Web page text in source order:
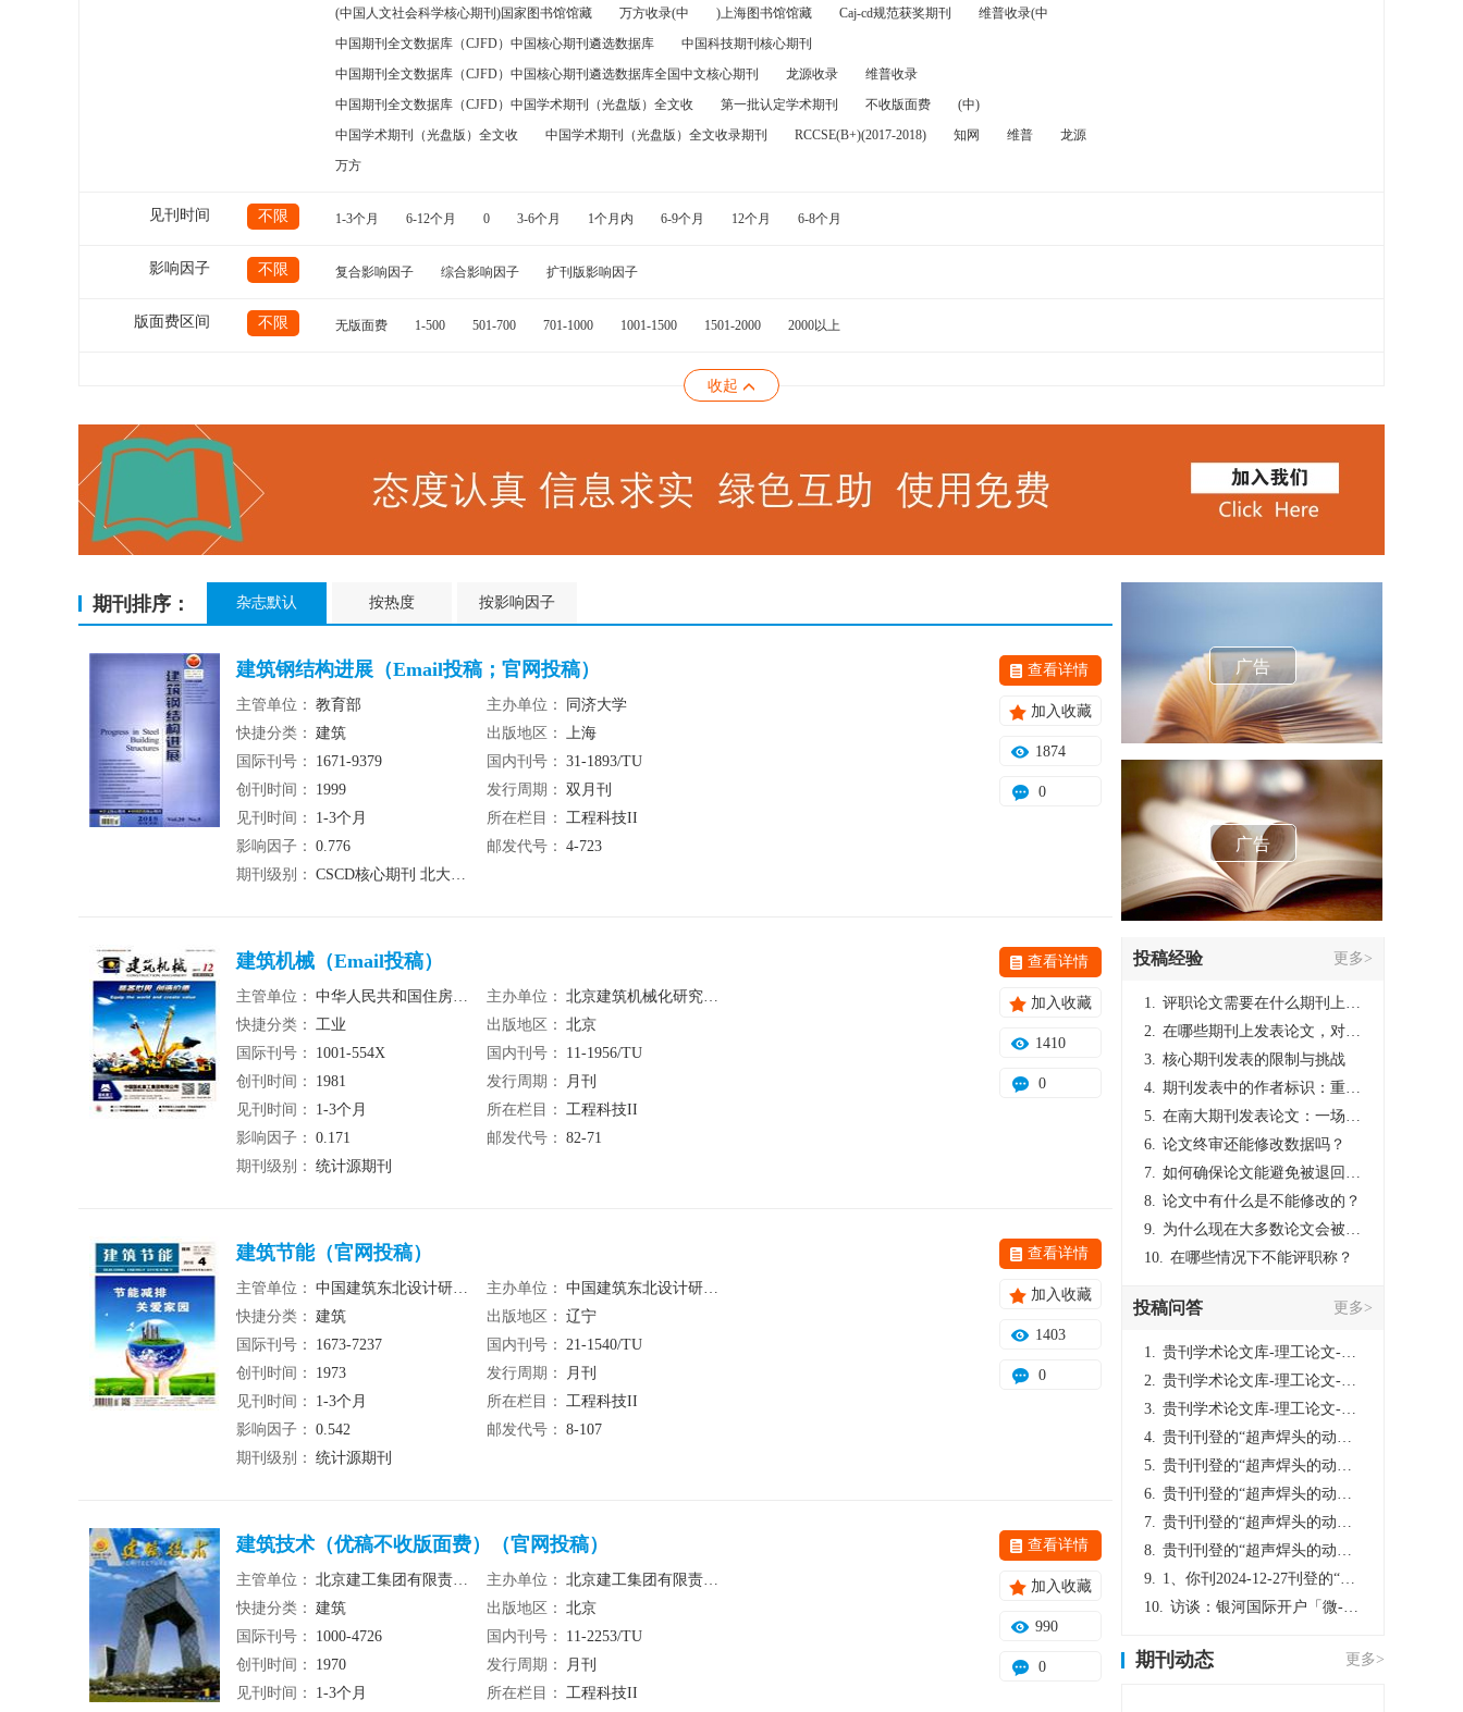
(中国人文社会科学核心期刊)国家图书馆馆藏
万方收录(中 )上海图书馆馆藏 Caj-cd规范获奖期刊
维普收录(中
中国期刊全文数据库（CJFD）中国核心期刊遴选数据库
中国科技期刊核心期刊
中国期刊全文数据库（CJFD）中国核心期刊遴选数据库全国中文核心期刊
龙源收录
维普收录
中国期刊全文数据库（CJFD）中国学术期刊（光盘版）全文收
第一批认定学术期刊 不收版面费
(中)
中国学术期刊（光盘版）全文收
中国学术期刊（光盘版）全文收录期刊 RCCSE(B+)(2017-2018) 知网 维普
龙源
万方
见刊时间 不限 1-3个月 6-12个月 0 3-6个月 1个月内 6-9个月 12个月 6-8个月
影响因子 不限 复合影响因子 综合影响因子 扩刊版影响因子
版面费区间 不限 无版面费 1-500 501-700 701-1000 1001-1500 1501-2000 2000以上
收起
期刊排序： 杂志默认 按热度 按影响因子
建筑钢结构进展（Email投稿；官网投稿）
主管单位： 教育部 主办单位：
同济大学
快捷分类： 建筑 出版地区： 上海
国际刊号：
1671-9379 国内刊号： 31-1893/TU
创刊时间：
1999 发行周期： 双月刊
见刊时间：
1-3个月 所在栏目： 工程科技II
影响因子： 0.776 邮发代号： 4-723
期刊级别： CSCD核心期刊 北大核心期刊 统计源期刊
查看详情
加入收藏
1874
0
建筑机械（Email投稿）
主管单位： 中华人民共和国住房和城乡建设部 主办单位： 北京建筑机械化研究院有限公司
快捷分类： 工业 出版地区： 北京
国际刊号：
1001-554X 国内刊号：
11-1956/TU
创刊时间：
1981 发行周期：
月刊
见刊时间：
1-3个月 所在栏目： 工程科技II
影响因子： 0.171 邮发代号： 82-71
期刊级别： 统计源期刊
查看详情
加入收藏
1410
0
建筑节能（官网投稿）
主管单位： 中国建筑东北设计研究院有限公司 主办单位： 中国建筑东北设计研究院有限公司，中国建筑节能协会
快捷分类： 建筑 出版地区： 辽宁
国际刊号：
1673-7237 国内刊号： 21-1540/TU
创刊时间：
1973 发行周期：
月刊
见刊时间：
1-3个月 所在栏目： 工程科技II
影响因子： 0.542 邮发代号： 8-107
期刊级别： 统计源期刊
查看详情
加入收藏
1403
0
建筑技术（优稿不收版面费）（官网投稿）
主管单位： 北京建工集团有限责任公司 主办单位： 北京建工集团有限责任公司
快捷分类： 建筑 出版地区： 北京
国际刊号：
1000-4726 国内刊号：
11-2253/TU
创刊时间：
1970 发行周期：
月刊
见刊时间：
1-3个月 所在栏目： 工程科技II
查看详情
加入收藏
990
0
广告
广告
投稿经验 更多>
1. 评职论文需要在什么期刊上发表？
2. 在哪些期刊上发表论文，对考研有优势？
3. 核心期刊发表的限制与挑战
4. 期刊发表中的作者标识：重要性与实践
5. 在南大期刊发表论文：一场知识探索与学术成就的旅程
6. 论文终审还能修改数据吗？
7. 如何确保论文能避免被退回：关键条件与策略
8. 论文中有什么是不能修改的？
9. 为什么现在大多数论文会被评判为AI撰写？（深度剖析查重机制下的困境与出路）
10. 在哪些情况下不能评职称？
投稿问答 更多>
1. 贵刊学术论文库-理工论文-第16页刊登的“超声焊头的动力学分析与优化设计”，作者lizhiwei，时间2024-12-27，该论文由我本人在机电工程技术2024年第10期公开发表，lizhiwei并非本人，请将文章删除，消除影响，谢谢！
2. 贵刊学术论文库-理工论文-第16页刊登的“超声焊头的动力学分析与优化设计”，作者lizhiwei，时间2024-12-27，该论文由我本人在机电工程技术2024年第10期公开发表，lizhiwei并非本人，请将文章删除，消除影响，谢谢！
3. 贵刊学术论文库-理工论文-第16页刊登的“超声焊头的动力学分析与优化设计”，作者lizhiwei，时间2024-12-27，该论文由我本人在机电工程技术2024年第10期公开发表，lizhiwei并非本人，请将文章删除，消除影响，谢谢！
4. 贵刊刊登的“超声焊头的动力学分析与优化设计”，作者lizhiwei，时间2024-12-27，该论文由我本人在机电工程技术2024年第10期公开发表，lizhiwei并非本人，请将文章删除，消除影响，谢谢！
5. 贵刊刊登的“超声焊头的动力学分析与优化设计”，作者lizhiwei，时间2024-12-27，该论文由我本人在机电工程技术2024年第10期公开发表，lizhiwei并非本人，请将文章删除，消除影响，谢谢！
6. 贵刊刊登的“超声焊头的动力学分析与优化设计”，作者lizhiwei，时间2024-12-27，该论文由我本人在机电工程技术2024年第10期公开发表，lizhiwei并非本人，请将文章删除，消除影响，谢谢！
7. 贵刊刊登的“超声焊头的动力学分析与优化设计”，作者lizhiwei，时间2024-12-27，该论文由我本人在机电工程技术2024年第10期公开发表，lizhiwei并非本人，请将文章删除，消除影响，谢谢！
8. 贵刊刊登的“超声焊头的动力学分析与优化设计”，作者lizhiwei，时间2024-12-27，该论文由我本人在机电工程技术2024年第10期公开发表，lizhiwei并非本人，请将文章删除，消除影响，谢谢！
9. 1、你刊2024-12-27刊登的“超声焊头的动力学分析与优化设计论文”，是由我本人在“机电工程技术”，在2024年第10期公开发表的，而本刊转载“lizhiwei”非本人操作，请尽快将其删除，消除不良影响。
10. 访谈：银河国际开户「微-97905670-信」上分客服开户电话在线注册现场经理。机械文明荒野生存游戏《荒野起源》超新星测试将于12月18日上午10点正式开启!本次测试资格已陆续发放!各位拓荒者们准备好了么。
期刊动态 更多>